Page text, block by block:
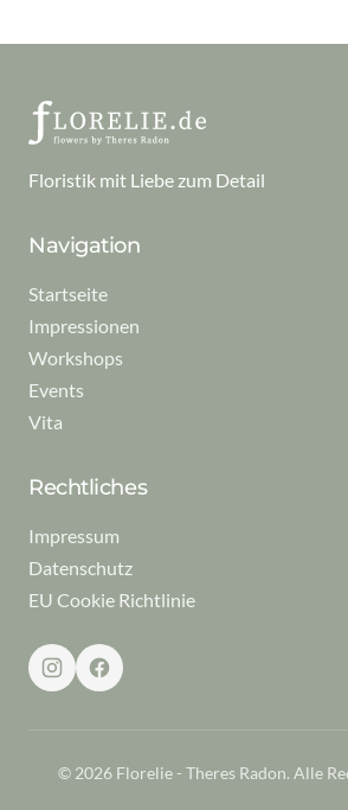
Floristik mit Liebe zum Detail
Navigation
Startseite
Impressionen
Workshops
Events
Vita
Rechtliches
Impressum
Datenschutz
EU Cookie Richtlinie
© 2026 Florelie - Theres Radon. Alle